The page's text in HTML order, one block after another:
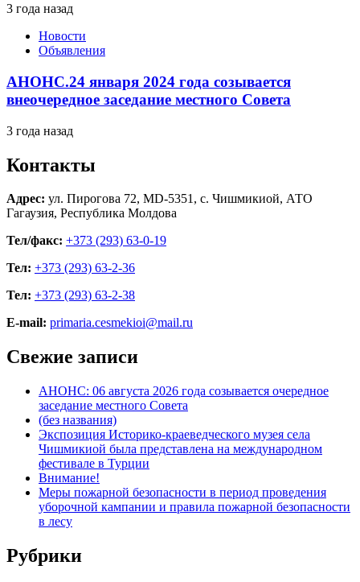
3 года назад
Новости
Объявления
АНОНС.24 января 2024 года созывается
внеочередное заседание местного Совета
3 года назад
Контакты
Адрес: ул. Пирогова 72, MD-5351, с. Чишмикиой, АТО
Гагаузия, Республика Молдова
Тел/факс: +373 (293) 63-0-19
Тел: +373 (293) 63-2-36
Тел: +373 (293) 63-2-38
E-mail: primaria.cesmekioi@mail.ru
Свежие записи
АНОНС: 06 августа 2026 года созывается очередное
заседание местного Совета
(без названия)
Экспозиция Историко-краеведческого музея села
Чишмикиой была представлена на международном
фестивале в Турции
Внимание!
Меры пожарной безопасности в период проведения
уборочной кампании и правила пожарной безопасности
в лесу
Рубрики